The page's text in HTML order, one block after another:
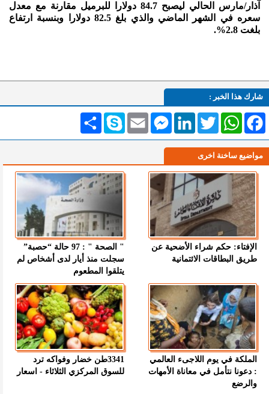
آذار/مارس الحالي ليصبح 84.7 دولارا للبرميل مقارنة مع معدل
سعره في الشهر الماضي والذي بلغ 82.5 دولارا وبنسبة ارتفاع
بلغت 2.8%.
شارك هذا الخبر :
انشر Skype Email
MessengerLinkedInTwitterWhatsAppFacebook
مواضيع ساخنة اخرى
الإفتاء: حكم شراء الأضحية عن
طريق البطاقات الائتمانية
" الصحة " : 97 حالة “حصبة”
سجلت منذ أيار لدى أشخاص لم
يتلقوا المطعوم
الملكة في يوم اللاجىء العالمي
: دعونا نتأمل في معاناة الأمهات
والرضع
3341طن خضار وفواكه ترد
للسوق المركزي الثلاثاء - اسعار